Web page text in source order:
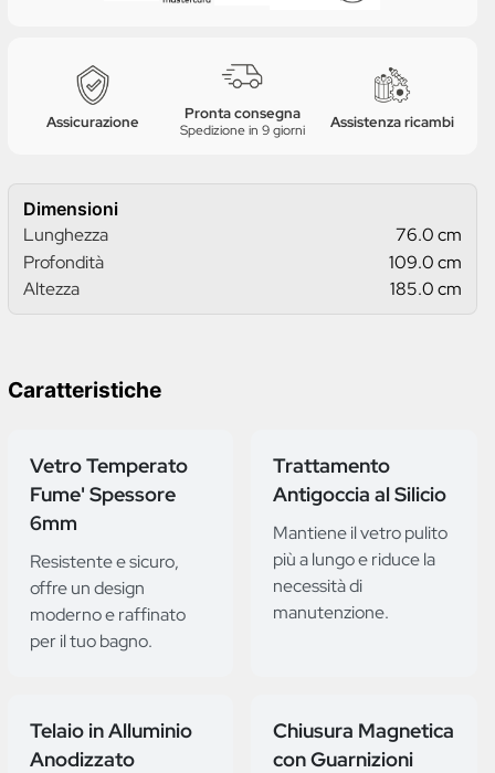
Assicurazione Pronta consegna
Spedizione in 9 giorni Assistenza ricambi
Dimensioni
Lunghezza
76.0 cm
Profondità
109.0 cm
Altezza
185.0 cm
Caratteristiche
Vetro Temperato
Fume' Spessore
6mm
Resistente e sicuro,
offre un design
moderno e raffinato
per il tuo bagno.
Trattamento
Antigoccia al Silicio
Mantiene il vetro pulito
più a lungo e riduce la
necessità di
manutenzione.
Telaio in Alluminio
Anodizzato
Chiusura Magnetica
con Guarnizioni